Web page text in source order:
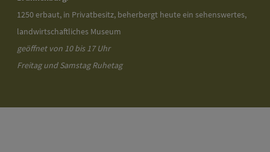
1250 erbaut, in Privatbesitz, beherbergt heute ein sehenswertes,
landwirtschaftliches Museum
geöffnet von 10 bis 17 Uhr
Freitag und Samstag Ruhetag